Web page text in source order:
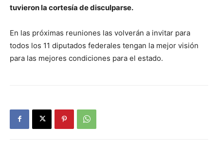
tuvieron la cortesía de disculparse.
En las próximas reuniones las volverán a invitar para
todos los 11 diputados federales tengan la mejor visión
para las mejores condiciones para el estado.